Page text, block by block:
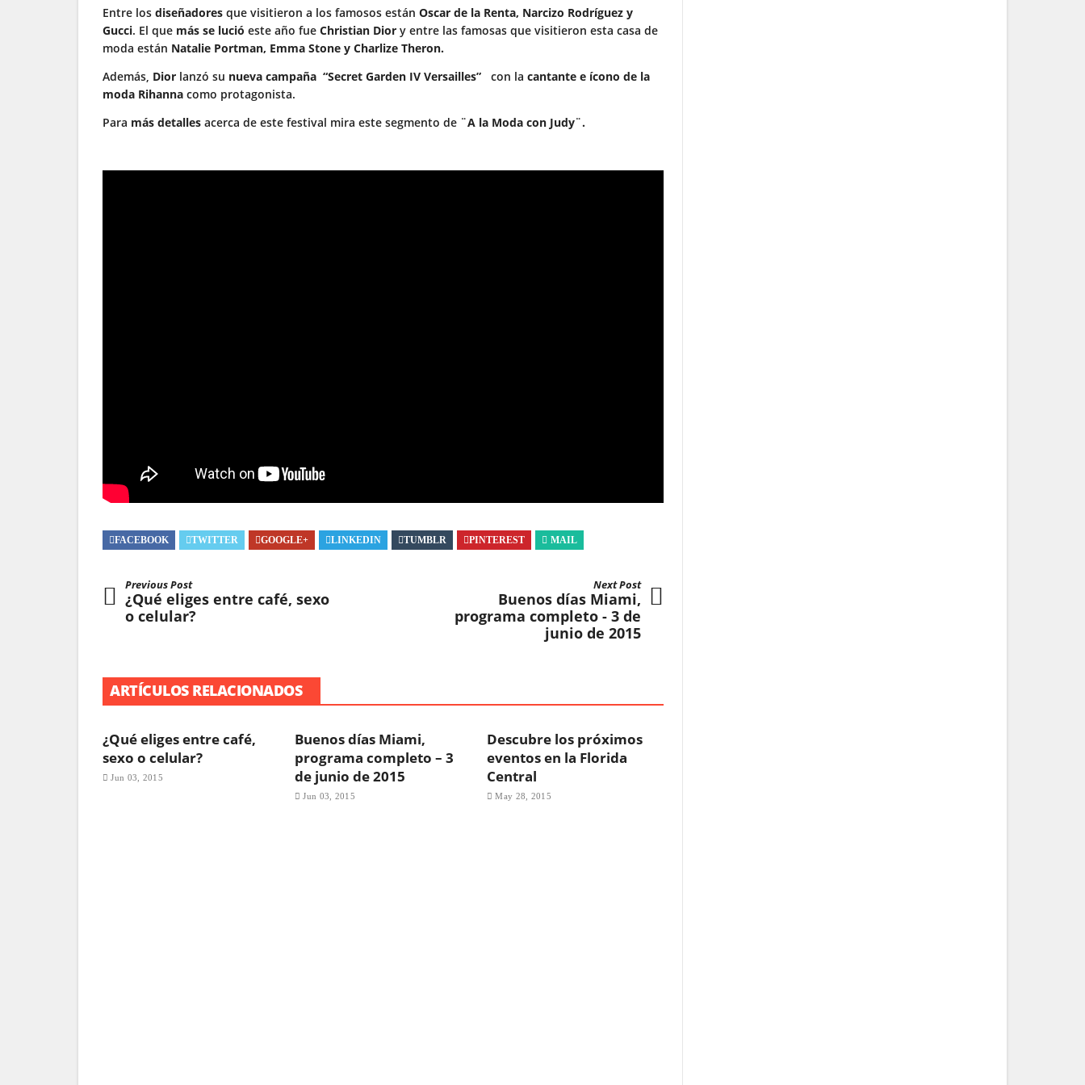
Entre los diseñadores que visitieron a los famosos están Oscar de la Renta, Narcizo Rodríguez y
Gucci. El que más se lució este año fue Christian Dior y entre las famosas que visitieron esta casa de
moda están Natalie Portman, Emma Stone y Charlize Theron.
Además, Dior lanzó su nueva campaña “Secret Garden IV Versailles” con la cantante e ícono de la
moda Rihanna como protagonista.
Para más detalles acerca de este festival mira este segmento de ¨A la Moda con Judy¨.
FACEBOOK TWITTER GOOGLE+ LINKEDIN TUMBLR PINTEREST MAIL
Previous Post
¿Qué eliges entre café, sexo
o celular?
Next Post
Buenos días Miami,
programa completo - 3 de
junio de 2015
ARTÍCULOS RELACIONADOS
¿Qué eliges entre café,
sexo o celular?
Jun 03, 2015
Buenos días Miami,
programa completo – 3
de junio de 2015
Jun 03, 2015
Descubre los próximos
eventos en la Florida
Central
May 28, 2015